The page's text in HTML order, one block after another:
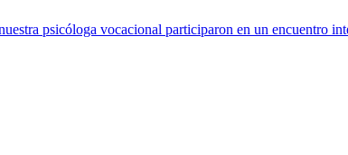
psicóloga vocacional participaron en un encuentro